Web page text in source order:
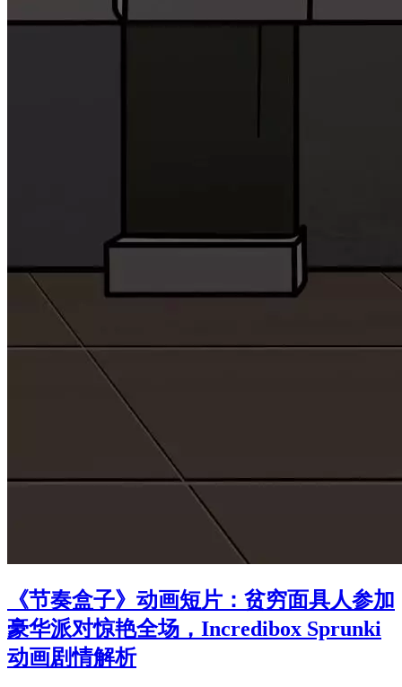
《节奏盒子》动画短片：贫穷面具人参加
豪华派对惊艳全场，Incredibox Sprunki
动画剧情解析